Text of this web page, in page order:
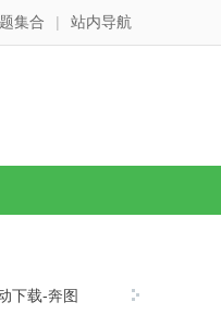
集合 | 站内导航
下载-奔图